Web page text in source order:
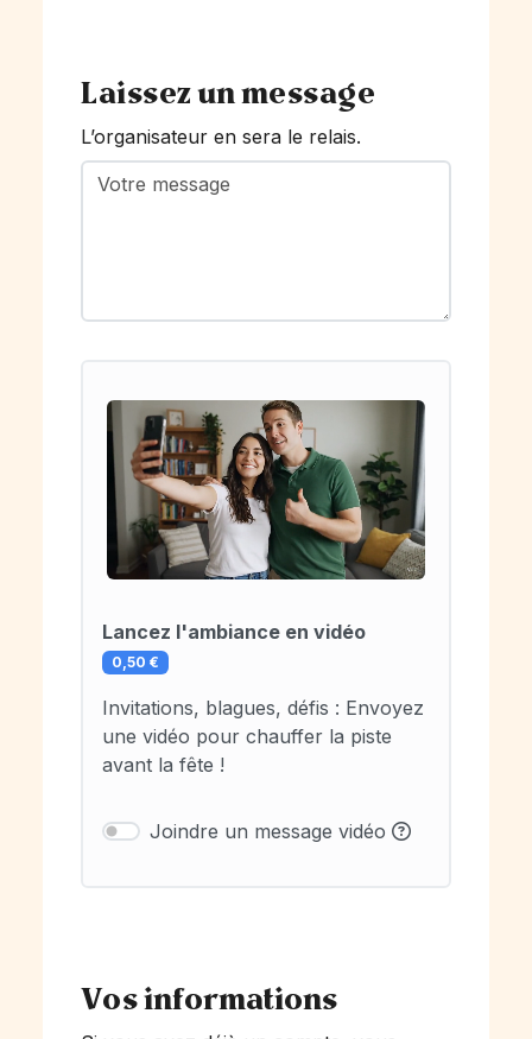
Laissez un message
L’organisateur en sera le relais.
Lancez l'ambiance en vidéo
0,50 €
Invitations, blagues, défis : Envoyez
une vidéo pour chauffer la piste
avant la fête !
Joindre un message vidéo
Vos informations